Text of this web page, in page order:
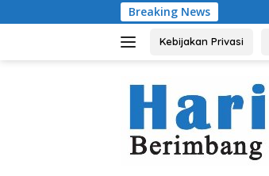
ke
Breaking News
Kebijakan Privasi